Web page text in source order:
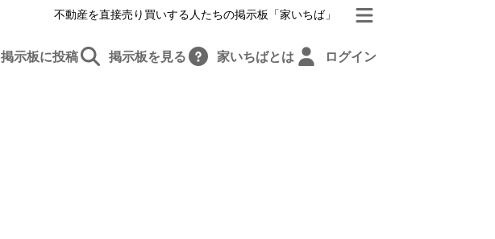
不動産を直接売り買いする人たちの掲示板「家いちば」
掲示板に投稿 掲示板を見る 家いちばとは ログイン